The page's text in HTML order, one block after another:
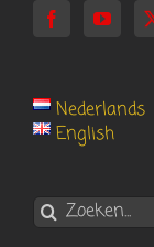
Nederlands
English
Zoeken
naar: